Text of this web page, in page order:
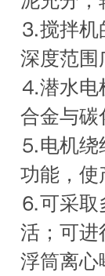
⒊搅拌机
深度范围
⒋潜水电
合金与碳
⒌电机绕
功能，使
⒍可采取
活；可进
浮筒离心